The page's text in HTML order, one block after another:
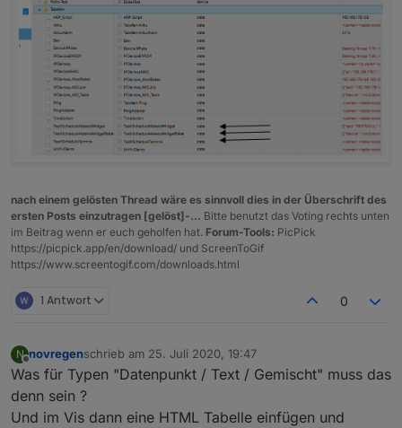
nach einem gelösten Thread wäre es sinnvoll dies in der Überschrift des
ersten Posts einzutragen [gelöst]-... Bitte benutzt das Voting rechts unten
im Beitrag wenn er euch geholfen hat. Forum-Tools: PicPick
https://picpick.app/en/download/ und ScreenToGif
https://www.screentogif.com/downloads.html
1 Antwort 0
N
Offline
novregenschrieb am 25. Juli 2020, 19:47
zuletzt editiert von
Was für Typen "Datenpunkt / Text / Gemischt" muss das
denn sein ?
Und im Vis dann eine HTML Tabelle einfügen und